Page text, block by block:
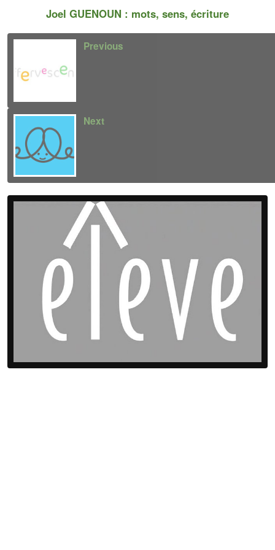
Joel GUENOUN : mots, sens, écriture
Previous
Next